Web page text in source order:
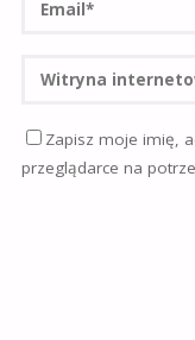
Zapisz moje imię,
przeglądarce na